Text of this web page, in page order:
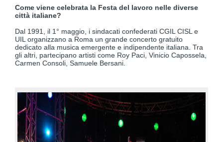
Come viene celebrata la Festa del lavoro nelle diverse
città italiane?
Dal 1991, il 1° maggio, i sindacati confederati CGIL CISL e
UIL organizzano a Roma un grande concerto gratuito
dedicato alla musica emergente e indipendente italiana. Tra
gli altri, partecipano artisti come Roy Paci, Vinicio Capossela,
Carmen Consoli, Samuele Bersani.